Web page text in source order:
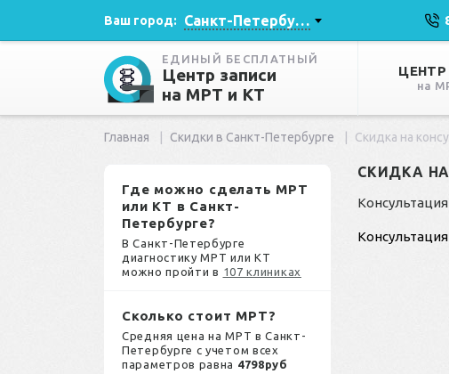
Ваш город: Санкт-Петербург
ЕДИНЫЙ БЕСПЛАТНЫЙ
Центр записи
на МРТ и КТ
на
Главная Скидки в Санкт-Петербурге Скидка на
Где можно сделать МРТ
или КТ в Санкт-
Петербурге?
В Санкт-Петербурге
диагностику МРТ или КТ
можно пройти в 107 клиниках
Сколько стоит МРТ?
Средняя цена на МРТ в Санкт-
Петербурге с учетом всех
параметров равна 4798руб
СКИДКА